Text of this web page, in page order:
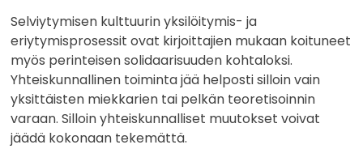
Selviytymisen kulttuurin yksilöitymis- ja
eriytymisprosessit ovat kirjoittajien mukaan koituneet
myös perinteisen solidaarisuuden kohtaloksi.
Yhteiskunnallinen toiminta jää helposti silloin vain
yksittäisten miekkarien tai pelkän teoretisoinnin
varaan. Silloin yhteiskunnalliset muutokset voivat
jäädä kokonaan tekemättä.